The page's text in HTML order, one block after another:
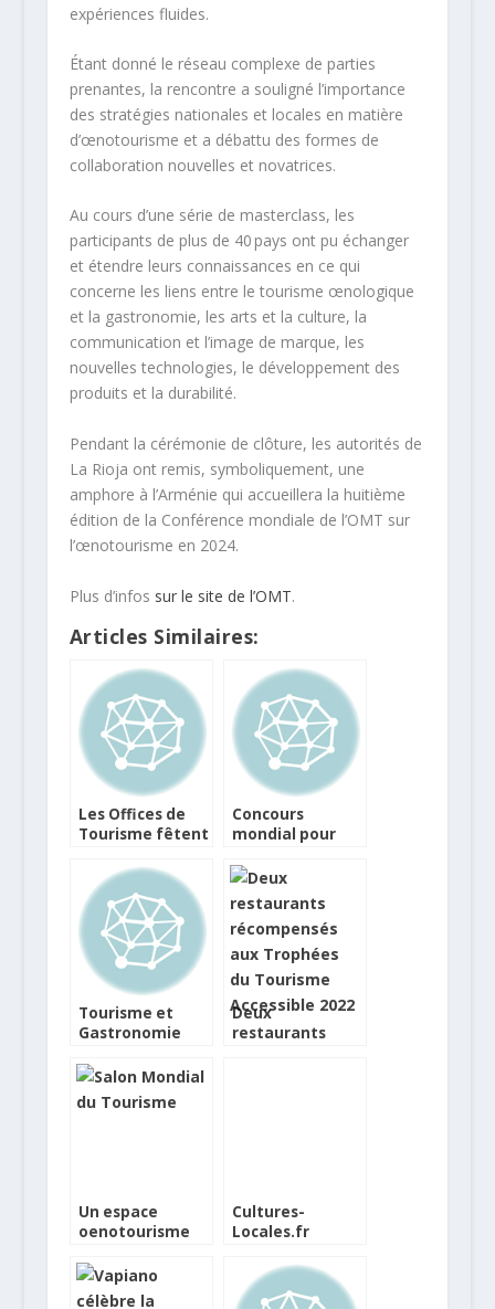
expériences fluides.
Étant donné le réseau complexe de parties
prenantes, la rencontre a souligné l’importance
des stratégies nationales et locales en matière
d’œnotourisme et a débattu des formes de
collaboration nouvelles et novatrices.
Au cours d’une série de masterclass, les
participants de plus de 40 pays ont pu échanger
et étendre leurs connaissances en ce qui
concerne les liens entre le tourisme œnologique
et la gastronomie, les arts et la culture, la
communication et l’image de marque, les
nouvelles technologies, le développement des
produits et la durabilité.
Pendant la cérémonie de clôture, les autorités de
La Rioja ont remis, symboliquement, une
amphore à l’Arménie qui accueillera la huitième
édition de la Conférence mondiale de l’OMT sur
l’œnotourisme en 2024.
Plus d’infos sur le site de l’OMT.
Articles Similaires:
Les Offices de
Tourisme fêtent
Concours
mondial pour
tourisme de
gastronomie
Tourisme et
Gastronomie
concours EDEN
Deux
restaurants
Un espace
oenotourisme
du Tourisme
Cultures-
Locales.fr
et responsable
pour les